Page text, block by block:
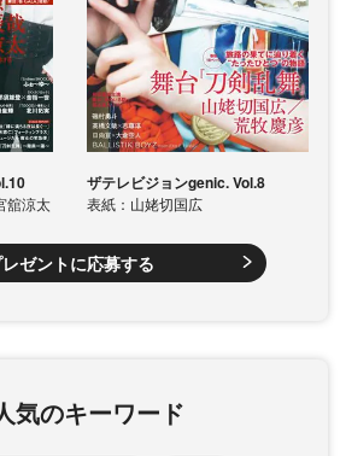
舘涼太
ザテレビジョンgenic. Vol.8
表紙：山姥切国広
ゼントに応募する
気のキーワード